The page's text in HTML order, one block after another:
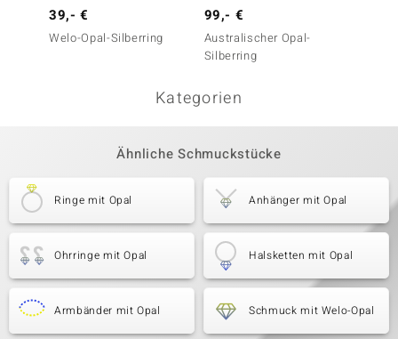
39,- €
Welo-Opal-Silberring
99,- €
Australischer Opal-
Silberring
Kategorien
Ähnliche Schmuckstücke
Ringe mit Opal Anhänger mit Opal
Ohrringe mit Opal Halsketten mit Opal
Armbänder mit Opal Schmuck mit Welo-Opal